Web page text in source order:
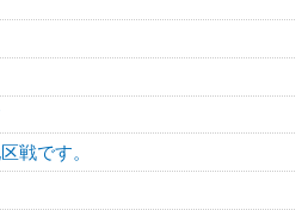
戦です。